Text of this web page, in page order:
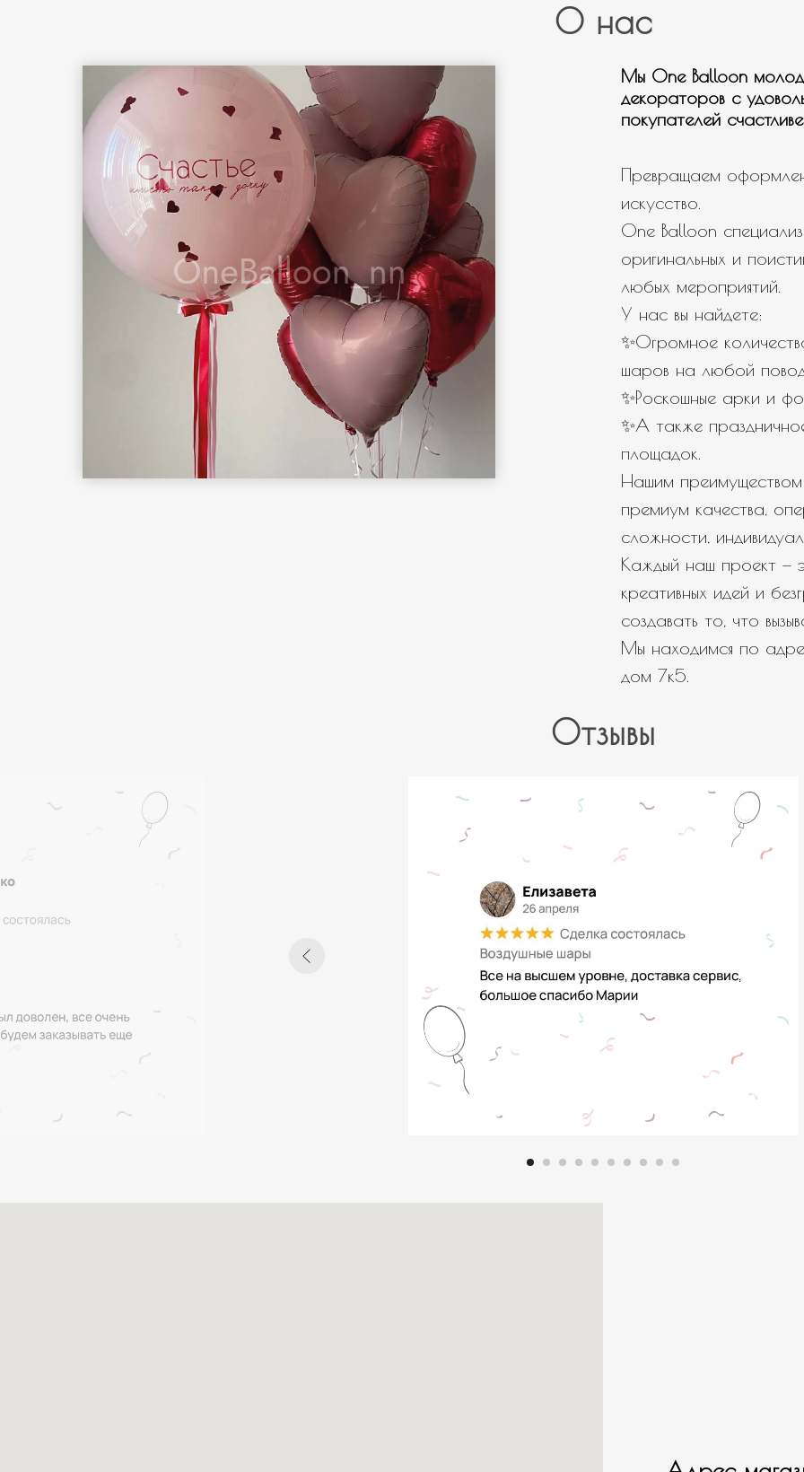
Нужна связка шаров
Нужны шары с мульт героями
Нужно оформление/фотозона
Свой вариант
← Назад Далее →
О нас
Мы One Balloon
декораторов с
покупателей
Превращаем
искусство.
One Balloon
оригинальных и
любых мероприятий.
У нас вы найдете:
✨Огромное
шаров на любой
✨Роскошные арки и
✨А также
площадок.
Нашим преимуществом
премиум качества,
сложности,
Каждый наш проект —
креативных идей и
создавать то, что
Мы находимся по
дом 7к5.
Отзывы